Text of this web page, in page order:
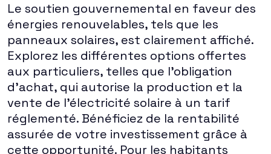
Le soutien gouvernemental en faveur des
énergies renouvelables, tels que les
panneaux solaires, est clairement affiché.
Explorez les différentes options offertes
aux particuliers, telles que l'obligation
d'achat, qui autorise la production et la
vente de l'électricité solaire à un tarif
réglementé. Bénéficiez de la rentabilité
assurée de votre investissement grâce à
cette opportunité. Pour les habitants